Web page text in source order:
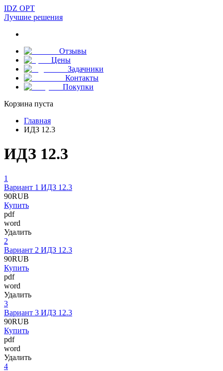
IDZ OPT
Лучшие решения
Отзывы
Цены
Задачники
Контакты
Покупки
Корзина пуста
Главная
ИДЗ 12.3
ИДЗ 12.3
1
Вариант 1 ИДЗ 12.3
90RUB
Купить
pdf
word
Удалить
2
Вариант 2 ИДЗ 12.3
90RUB
Купить
pdf
word
Удалить
3
Вариант 3 ИДЗ 12.3
90RUB
Купить
pdf
word
Удалить
4